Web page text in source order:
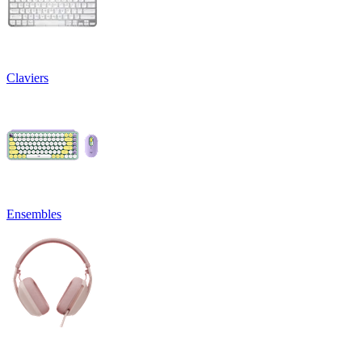
Claviers
Ensembles